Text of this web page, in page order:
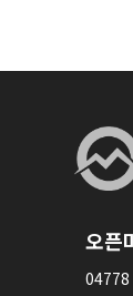
오픈
04778